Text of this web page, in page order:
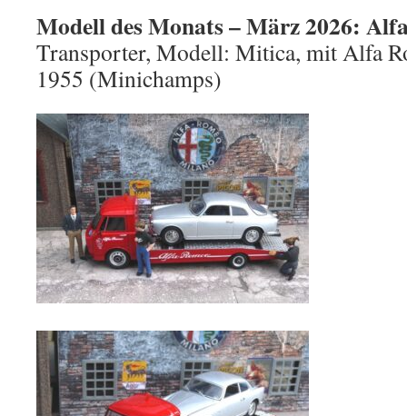
Modell des Monats – März 2026:
Transporter, Modell: Mitica, mit Alfa
1955 (Minichamps)